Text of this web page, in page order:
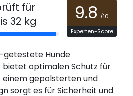
für
32 kg
9.8 /10
Experten-Score
getestete Hunde
optimalen Schutz für
einem gepolsterten und
sorgt es für Sicherheit und